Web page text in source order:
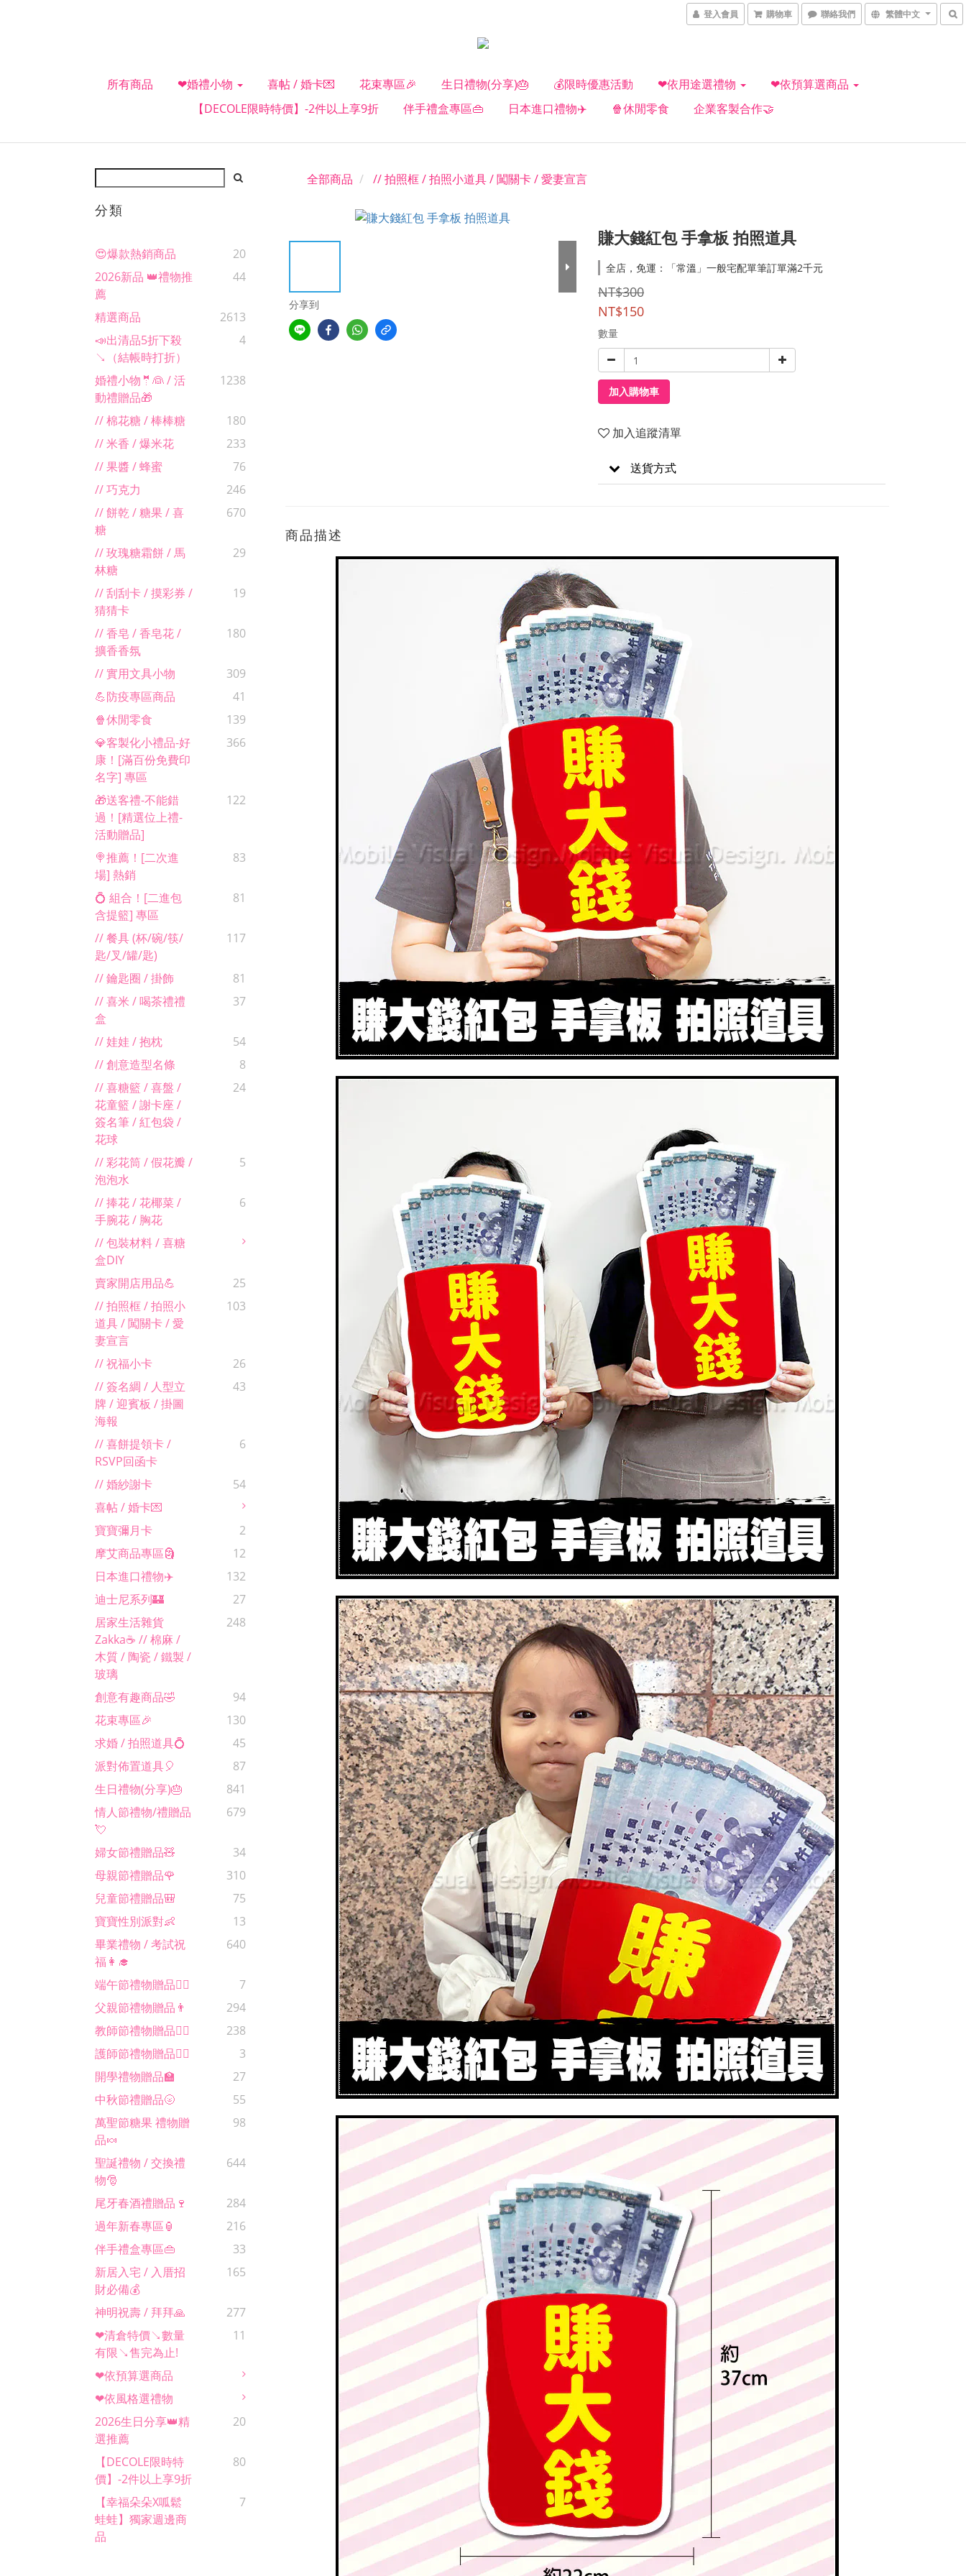
登入會員 購物車 聯絡我們 繁體中文
所有商品 ❤婚禮小物 喜帖 / 婚卡💌 花束專區🎉 生日禮物(分享)🎂 💰限時優惠活動 ❤依用途選禮物
❤依預算選商品
【DECOLE限時特價】-2件以上享9折
伴手禮盒專區👜 日本進口禮物✈️ 🍿休閒零食 企業客製合作🤝
分類
😍爆款熱銷商品
20
2026新品 👑禮物推
薦
44
精選商品
2613
📣出清品5折下殺
↘（結帳時打折）
4
婚禮小物🤵👰 / 活
動禮贈品🎁
1238
// 棉花糖 / 棒棒糖
180
// 米香 / 爆米花
233
// 果醬 / 蜂蜜
76
// 巧克力
246
// 餅乾 / 糖果 / 喜
糖
670
// 玫瑰糖霜餅 / 馬
林糖
29
// 刮刮卡 / 摸彩券 /
猜猜卡
19
// 香皂 / 香皂花 /
擴香香氛
180
// 實用文具小物
309
💪防疫專區商品
41
🍿休閒零食
139
💎客製化小禮品-好
康！[滿百份免費印
名字] 專區
366
🎁送客禮-不能錯
過！[精選位上禮-
活動贈品]
122
🍭推薦！[二次進
場] 熱銷
83
💍 組合！[二進包
含提籃] 專區
81
// 餐具 (杯/碗/筷/
匙/叉/罐/匙)
117
// 鑰匙圈 / 掛飾
81
// 喜米 / 喝茶禮禮
盒
37
// 娃娃 / 抱枕
54
// 創意造型名條
8
// 喜糖籃 / 喜盤 /
花童籃 / 謝卡座 /
簽名筆 / 紅包袋 /
花球
24
// 彩花筒 / 假花瓣 /
泡泡水
5
// 捧花 / 花椰菜 /
手腕花 / 胸花
6
// 包裝材料 / 喜糖
盒DIY
賣家開店用品💪
25
// 拍照框 / 拍照小
道具 / 闖關卡 / 愛
妻宣言
103
// 祝福小卡
26
// 簽名綢 / 人型立
牌 / 迎賓板 / 掛圖
海報
43
// 喜餅提領卡 /
RSVP回函卡
6
// 婚紗謝卡
54
喜帖 / 婚卡💌
寶寶彌月卡
2
摩艾商品專區🗿
12
日本進口禮物✈️
132
迪士尼系列🏰
27
居家生活雜貨
Zakka☕️ // 棉麻 /
木質 / 陶瓷 / 鐵製 /
玻璃
248
創意有趣商品🤣
94
花束專區🎉
130
求婚 / 拍照道具💍
45
派對佈置道具🎈
87
生日禮物(分享)🎂
841
情人節禮物/禮贈品
💘
679
婦女節禮贈品🧸
34
母親節禮贈品🌹
310
兒童節禮贈品🎒
75
寶寶性別派對👶
13
畢業禮物 / 考試祝
福👩‍🎓
640
端午節禮物贈品🚣‍♂️
7
父親節禮物贈品👨
294
教師節禮物贈品🙋‍♀️
238
護師節禮物贈品🧑‍⚕️
3
開學禮物贈品🏫
27
中秋節禮贈品🌝
55
萬聖節糖果 禮物贈
品🍬
98
聖誕禮物 / 交換禮
物🎅
644
尾牙春酒禮贈品🍷
284
過年新春專區🏮
216
伴手禮盒專區👜
33
新居入宅 / 入厝招
財必備💰
165
神明祝壽 / 拜拜🙏
277
❤清倉特價↘數量
有限↘售完為止!
11
❤依預算選商品
❤依風格選禮物
2026生日分享👑精
選推薦
20
【DECOLE限時特
價】-2件以上享9折
80
【幸福朵朵x呱鬆
蛙蛙】獨家週邊商
品
7
全部商品 // 拍照框 / 拍照小道具 / 闖關卡 / 愛妻宣言
分享到
賺大錢紅包 手拿板 拍照道具
全店，免運：「常溫」一般宅配單筆訂單滿2千元
NT$300
NT$150
數量
加入購物車
加入追蹤清單
送貨方式
商品描述